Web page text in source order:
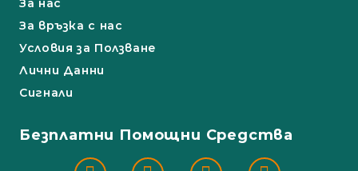
За нас
За връзка с нас
Условия за Ползване
Лични Данни
Сигнали
Безплатни Помощни Средства